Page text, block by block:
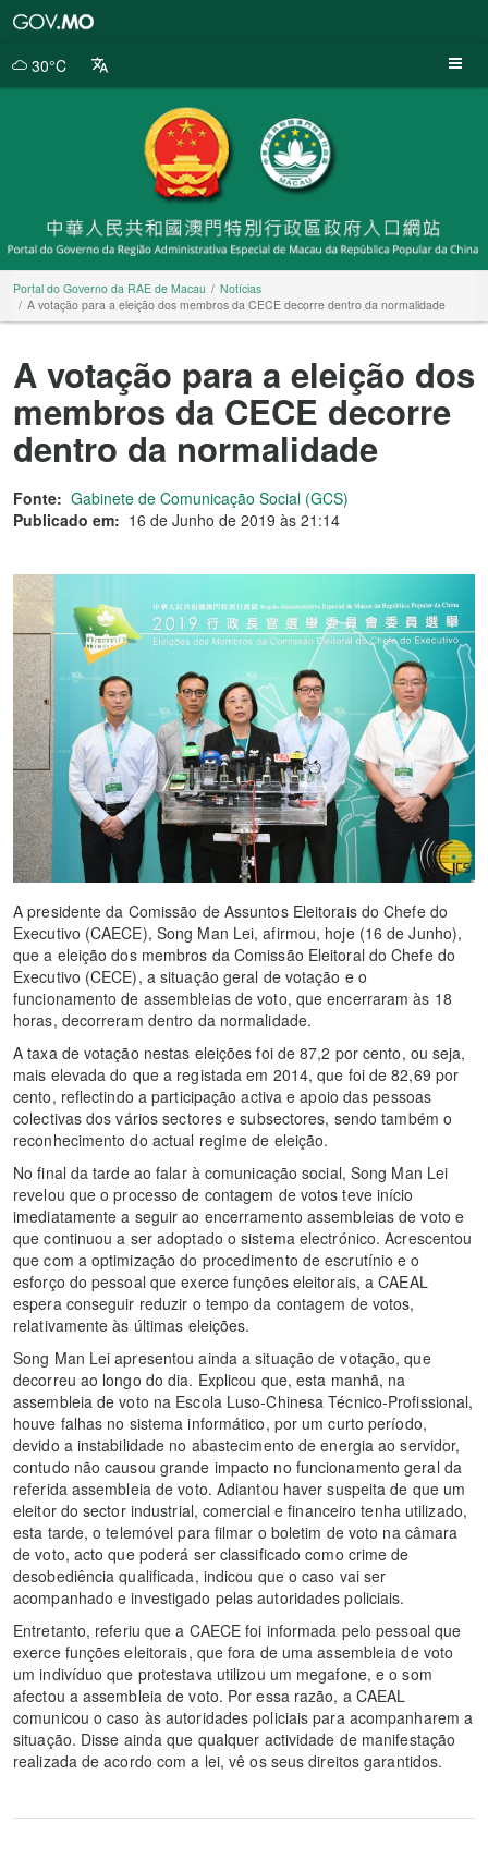
da
30°C
Portal do Governo da RAE de Macau
Notícias
A votação para a eleição dos membros da CECE decorre dentro da normalidade
A votação para a eleição dos
membros da CECE decorre
dentro da normalidade
Fonte: Gabinete de Comunicação Social (GCS)
Publicado em: 16 de Junho de 2019 às 21:14
A presidente da Comissão de Assuntos Eleitorais do Chefe do
Executivo (CAECE), Song Man Lei, afirmou, hoje (16 de Junho),
que a eleição dos membros da Comissão Eleitoral do Chefe do
Executivo (CECE), a situação geral de votação e o
funcionamento de assembleias de voto, que encerraram às 18
horas, decorreram dentro da normalidade.
A taxa de votação nestas eleições foi de 87,2 por cento, ou seja,
mais elevada do que a registada em 2014, que foi de 82,69 por
cento, reflectindo a participação activa e apoio das pessoas
colectivas dos vários sectores e subsectores, sendo também o
reconhecimento do actual regime de eleição.
No final da tarde ao falar à comunicação social, Song Man Lei
revelou que o processo de contagem de votos teve início
imediatamente a seguir ao encerramento assembleias de voto e
que continuou a ser adoptado o sistema electrónico. Acrescentou
que com a optimização do procedimento de escrutínio e o
esforço do pessoal que exerce funções eleitorais, a CAEAL
espera conseguir reduzir o tempo da contagem de votos,
relativamente às últimas eleições.
Song Man Lei apresentou ainda a situação de votação, que
decorreu ao longo do dia. Explicou que, esta manhã, na
assembleia de voto na Escola Luso-Chinesa Técnico-Profissional,
houve falhas no sistema informático, por um curto período,
devido a instabilidade no abastecimento de energia ao servidor,
contudo não causou grande impacto no funcionamento geral da
referida assembleia de voto. Adiantou haver suspeita de que um
eleitor do sector industrial, comercial e financeiro tenha utilizado,
esta tarde, o telemóvel para filmar o boletim de voto na câmara
de voto, acto que poderá ser classificado como crime de
desobediência qualificada, indicou que o caso vai ser
acompanhado e investigado pelas autoridades policiais.
Entretanto, referiu que a CAECE foi informada pelo pessoal que
exerce funções eleitorais, que fora de uma assembleia de voto
um indivíduo que protestava utilizou um megafone, e o som
afectou a assembleia de voto. Por essa razão, a CAEAL
comunicou o caso às autoridades policiais para acompanharem a
situação. Disse ainda que qualquer actividade de manifestação
realizada de acordo com a lei, vê os seus direitos garantidos.